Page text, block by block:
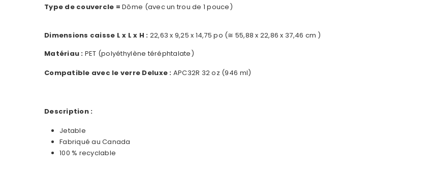
Type de couvercle = Dôme (avec un trou de 1 pouce)
Dimensions caisse L x L x H : 22,63 x 9,25 x 14,75 po (≅ 55,88 x 22,86 x 37,46 cm )
Matériau : PET (polyéthylène téréphtalate)
Compatible avec le verre Deluxe : APC32R 32 oz (946 ml)
Description :
Jetable
Fabriqué au Canada
100 % recyclable